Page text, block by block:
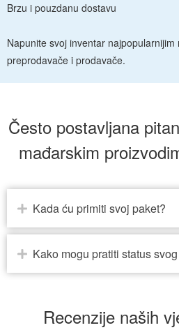
Brzu i pouzdanu dostavu
Napunite svoj inventar
preprodavače i prodavače.
Često postavljana
mađarskim
Kada ću primiti svoj paket?
Kako mogu pratiti status
Recenzije naših